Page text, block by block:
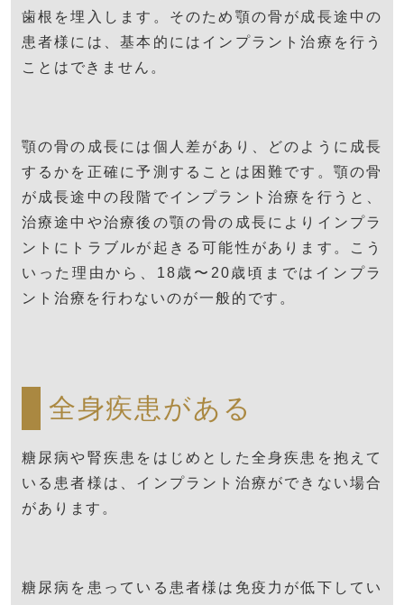
歯根を埋入します。そのため顎の骨が成長途中の
患者様には、基本的にはインプラント治療を行う
ことはできません。
顎の骨の成長には個人差があり、どのように成長
するかを正確に予測することは困難です。顎の骨
が成長途中の段階でインプラント治療を行うと、
治療途中や治療後の顎の骨の成長によりインプラ
ントにトラブルが起きる可能性があります。こう
いった理由から、18歳〜20歳頃まではインプラ
ント治療を行わないのが一般的です。
全身疾患がある
糖尿病や腎疾患をはじめとした全身疾患を抱えて
いる患者様は、インプラント治療ができない場合
があります。
糖尿病を患っている患者様は免疫力が低下してい